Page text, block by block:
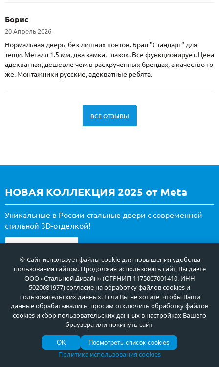
Борис
20 Апрель 2026
Нормальная дверь, без лишних понтов. Брал "Стандарт" для
тещи. Металл 1.5 мм, два замка, глазок. Все функционирует. Цена
адекватная, дешевле чем в раскрученных брендах, а качество то
же. Монтажники русские, адекватные ребята.
ВСЕ ОТЗЫВЫ
НОВАЯ КОЛЛЕКЦИЯ 2025 от Meta
Уникальные в России стальные двери с современной
стильной 3D-отделкой!
🍪 Сайт использует файлы cookie для повышения удобства
пользования сайтом. Продолжая использовать сайт, Вы даете
ООО «Стальной Дизайн» (ОГРНИП 1175007001410, ИНН
5020081977) согласие на обработку файлов cookies и
пользовательских данных. Если Вы не хотите, чтобы Ваши
данные обрабатывались, просим отключить обработку файлов
cookies и сбор пользовательских данных в настройках Вашего
браузера или покинуть сайт.
OK Посмотреть список cookies
Политика использования cookies